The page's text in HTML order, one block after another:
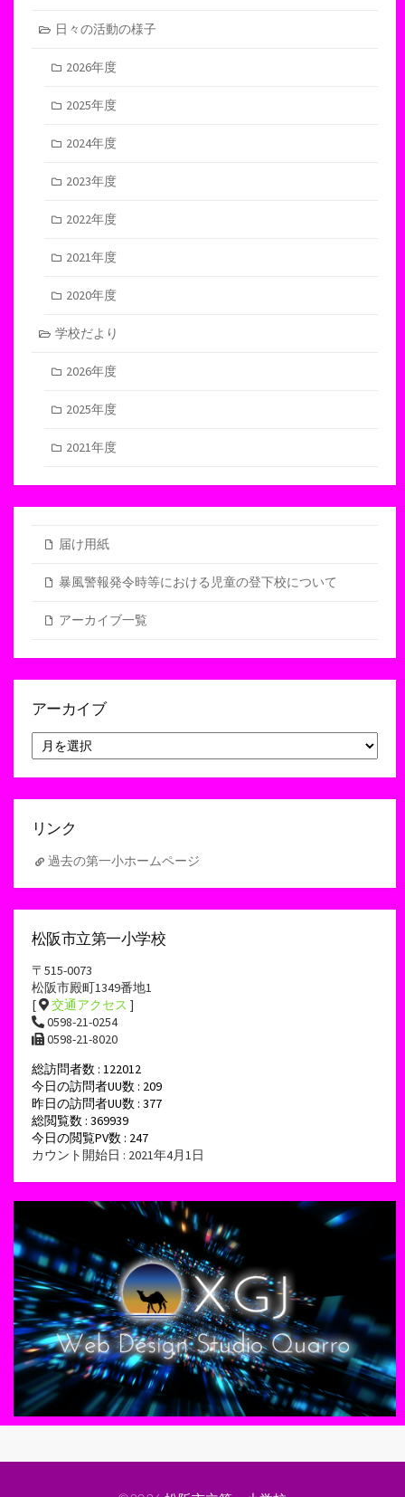
日々の活動の様子
2026年度
2025年度
2024年度
2023年度
2022年度
2021年度
2020年度
学校だより
2026年度
2025年度
2021年度
届け用紙
暴風警報発令時等における児童の登下校について
アーカイブ一覧
アーカイブ
ー
カ
リンク
過去の第一小ホームページ
松阪市立第一小学校
〒515-0073
松阪市殿町1349番地1
[
交通アクセス ]
0598-21-0254
0598-21-8020
総訪問者数 : 122012
今日の訪問者UU数 : 209
昨日の訪問者UU数 : 377
総閲覧数 : 369939
今日の閲覧PV数 : 247
カウント開始日 : 2021年4月1日